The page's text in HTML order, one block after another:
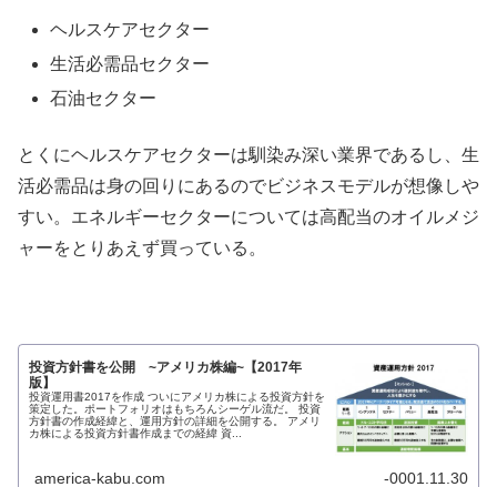
ヘルスケアセクター
生活必需品セクター
石油セクター
とくにヘルスケアセクターは馴染み深い業界であるし、生
活必需品は身の回りにあるのでビジネスモデルが想像しや
すい。エネルギーセクターについては高配当のオイルメジ
ャーをとりあえず買っている。
投資方針書を公開 ~アメリカ株編~【2017年
版】
投資運用書2017を作成 ついにアメリカ株による投資方針を
策定した。ポートフォリオはもちろんシーゲル流だ。 投資
方針書の作成経緯と、運用方針の詳細を公開する。 アメリ
カ株による投資方針書作成までの経緯 資...
america-kabu.com -0001.11.30